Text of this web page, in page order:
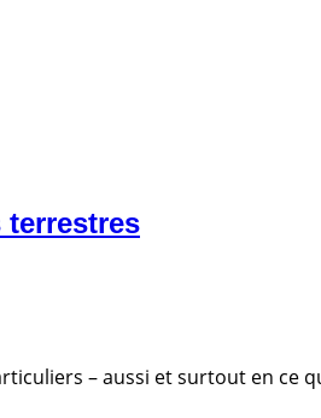
terrestres
– aussi et surtout en